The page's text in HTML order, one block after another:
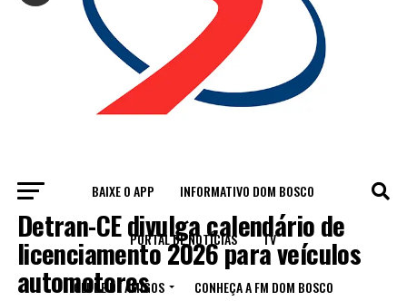
BAIXE O APP INFORMATIVO DOM BOSCO
PORTAL DE NOTÍCIAS TV
CLUBE DE AMIGOS CONHEÇA A FM DOM BOSCO
CEARÁ
Detran-CE divulga calendário de
licenciamento 2026 para veículos
automotores